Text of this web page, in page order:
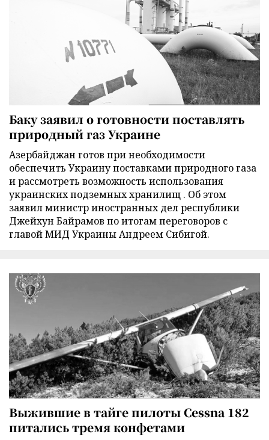
Баку заявил о готовности поставлять
природный газ Украине
Азербайджан готов при необходимости
обеспечить Украину поставками природного газа
и рассмотреть возможность использования
украинских подземных хранилищ . Об этом
заявил министр иностранных дел республики
Джейхун Байрамов по итогам переговоров с
главой МИД Украины Андреем Сибигой.
Выжившие в тайге пилоты Cessna 182
питались тремя конфетами